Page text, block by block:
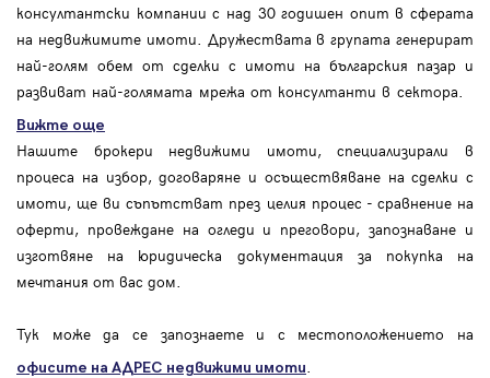
консултантски компании с над 30 годишен опит в сферата
на недвижимите имоти. Дружествата в групата генерират
най-голям обем от сделки с имоти на българския пазар и
развиват най-голямата мрежа от консултанти в сектора.
Вижте още
Нашите брокери недвижими имоти, специализирали в
процеса на избор, договаряне и осъществяване на сделки с
имоти, ще ви съпътстват през целия процес - сравнение на
оферти, провеждане на огледи и преговори, запознаване и
изготвяне на юридическа документация за покупка на
мечтания от вас дом.
Тук може да се запознаете и с местоположението на
офисите на АДРЕС недвижими имоти